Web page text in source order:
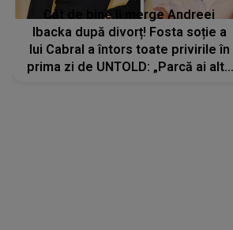
Cât de bine îi merge Andreei
Ibacka după divorț! Fosta soție a
lui Cabral a întors toate privirile în
prima zi de UNTOLD: „Parcă ai altă